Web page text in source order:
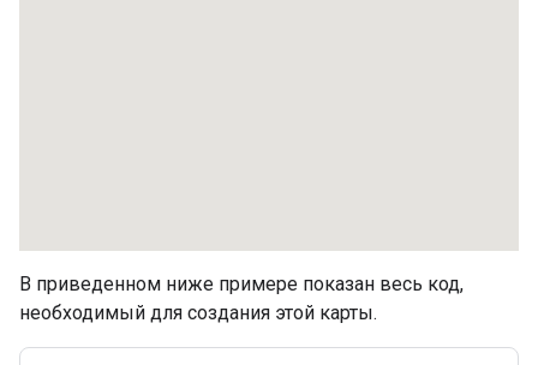
В приведенном ниже примере показан весь код,
необходимый для создания этой карты.